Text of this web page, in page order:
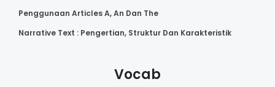
Penggunaan Articles A, An Dan The
Narrative Text : Pengertian, Struktur Dan Karakteristik
Vocab